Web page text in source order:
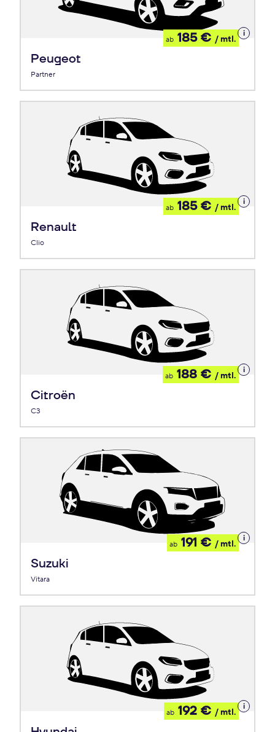
Peugeot
Partner
ab 185 € / mtl.
Details
zum
Renault
Clio
ab 185 € / mtl.
Details
zum
Citroën
C3
ab 188 € / mtl.
Details
zum
Suzuki
Vitara
ab 191 € / mtl.
Details
zum
ab 192 € / mtl.
Details
zum